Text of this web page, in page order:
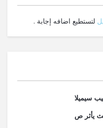
لتستطيع اضافه إجابة .
يأثر ص